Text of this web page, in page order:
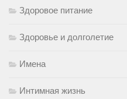
Здоровое питание
Здоровье и долголетие
Имена
Интимная жизнь